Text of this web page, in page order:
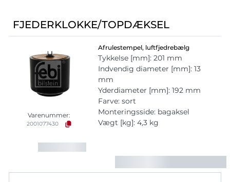
FJEDERKLOKKE/TOPDÆKSEL
Varenummer:
2001077430
Afrulestempel, luftfjedrebælg
Tykkelse [mm]: 201 mm
Indvendig diameter [mm]: 13
mm
Yderdiameter [mm]: 192 mm
Farve: sort
Monteringsside: bagaksel
Vægt [kg]: 4,3 kg